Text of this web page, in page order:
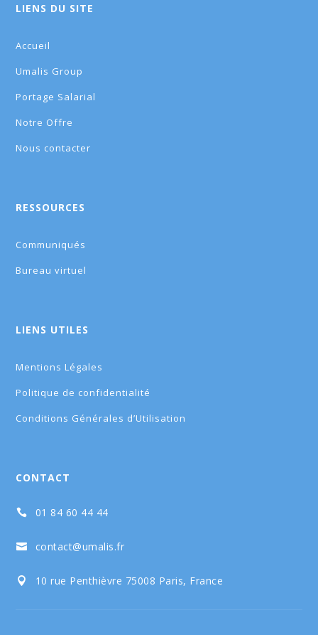
LIENS DU SITE
Accueil
Umalis Group
Portage Salarial
Notre Offre
Nous contacter
RESSOURCES
Communiqués
Bureau virtuel
LIENS UTILES
Mentions Légales
Politique de confidentialité
Conditions Générales d’Utilisation
CONTACT
 01 84 60 44 44
 contact@umalis.fr
 10 rue Penthièvre 75008 Paris, France